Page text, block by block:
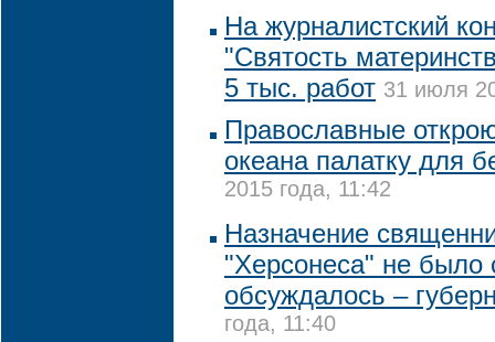
На журналистский
"Святость
5 тыс. работ 31 июля
Православные
океана палатку для
2015 года, 11:42
Назначение
"Херсонеса" не было
обсуждалось –
года, 11:40